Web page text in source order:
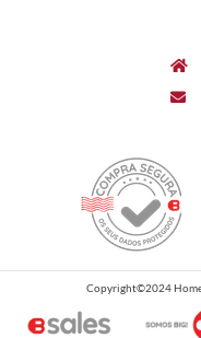
Copyright©2024